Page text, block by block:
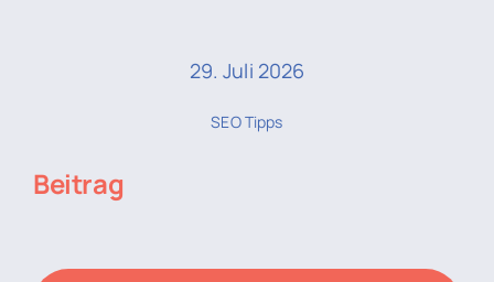
29. Juli 2026
SEO Tipps
Beitrag